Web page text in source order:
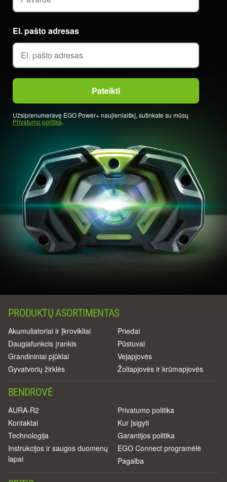
El. pašto adresas
Užsiprenumeravę EGO Power+ naujienlaiškį, sutinkate su mūsų
Privatumo politika.
PRODUKTŲ ASORTIMENTAS
Akumuliatoriai ir Įkrovikliai
Daugiafunkcis įrankis
Grandininiai pjūklai
Gyvatvorių žirklės
Priedai
Pūstuvai
Vejapjovės
Žoliapjovės ir krūmapjovės
BENDROVĖ
AURA-R2
Kontaktai
Technologija
Instrukcijos ir saugos duomenų
lapai
Privatumo politika
Kur Įsigyti
Garantijos politika
EGO Connect programėlė
Pagalba